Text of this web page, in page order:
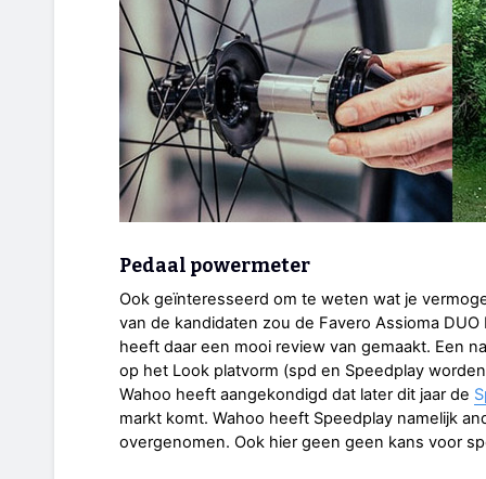
Pedaal powermeter
Ook geïnteresseerd om te weten wat je
van de kandidaten zou de Favero Assioma
heeft daar een mooi review van gemaakt. Een
op het Look platvorm (spd en Speedplay
Wahoo heeft aangekondigd dat later dit jaar de
markt komt. Wahoo heeft Speedplay namelijk
overgenomen. Ook hier geen geen kans voor